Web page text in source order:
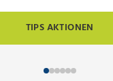
TIPS AKTIONEN